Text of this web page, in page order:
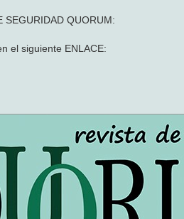
SEGURIDAD QUORUM:
el siguiente ENLACE: